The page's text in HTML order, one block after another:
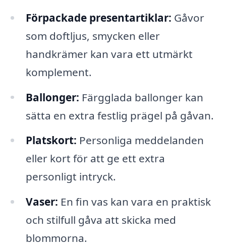
Förpackade presentartiklar: Gåvor
som doftljus, smycken eller
handkrämer kan vara ett utmärkt
komplement.
Ballonger: Färgglada ballonger kan
sätta en extra festlig prägel på gåvan.
Platskort: Personliga meddelanden
eller kort för att ge ett extra
personligt intryck.
Vaser: En fin vas kan vara en praktisk
och stilfull gåva att skicka med
blommorna.